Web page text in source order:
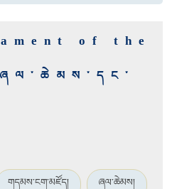
of the
གདམས་ངག་མཛོད། ཞལ་ཆེམས།